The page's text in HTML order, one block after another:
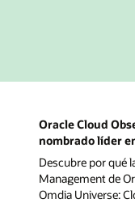
Oracle Cloud
nombrado líder
Descubre por qué
Management de
Omdia Universe: